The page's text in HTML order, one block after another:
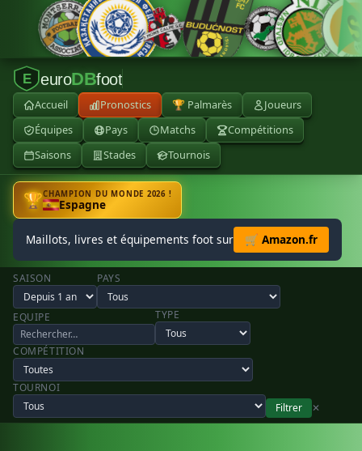
E euroDBfoot
Accueil Pronostics 🏆 Palmarès
Joueurs
Équipes
Pays Matchs
Compétitions
Saisons
Stades Tournois
🏆CHAMPION DU MONDE 2026 !
Espagne
Maillots, livres et équipements foot sur 🛒 Amazon.fr
SAISON PAYS
EQUIPE TYPE
COMPÉTITION
TOURNOI
Filtrer
✕